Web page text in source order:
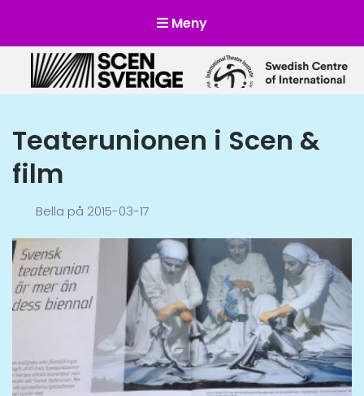
Meny
Scensverige
Mötesplats för svensk och internationell scenkonst
Teaterunionen i Scen &
film
Bella på 2015-03-17